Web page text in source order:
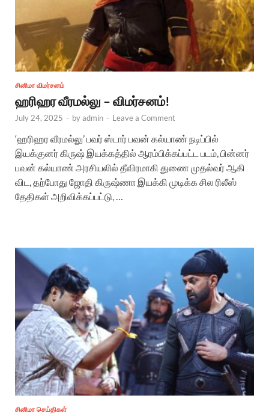
சினிமா விமர்சனம்
ஹரிஹர வீரமல்லு – விமர்சனம்!
July 24, 2025 - byadmin - Leave a Comment
‘ஹரிஹர வீரமல்லு’ பவர் ஸ்டார் பவன் கல்யாண் நடிப்பில்
இயக்குனர் கிருஷ் இயக்கத்தில் ஆரம்பிக்கப்பட்ட படம், பின்னர்
பவன் கல்யாண் அரசியலில் தீவிரமாகி துணை முதல்வர் ஆகி
விட, தற்போது ஜோதி கிருஷ்ணா இயக்கி முடிக்க சில ரிலீஸ்
தேதிகள் அறிவிக்கப்பட்டு, …
சினிமா செய்திகள்